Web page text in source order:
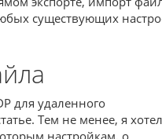
существующих
для удаленного
Тем не менее, я хотел